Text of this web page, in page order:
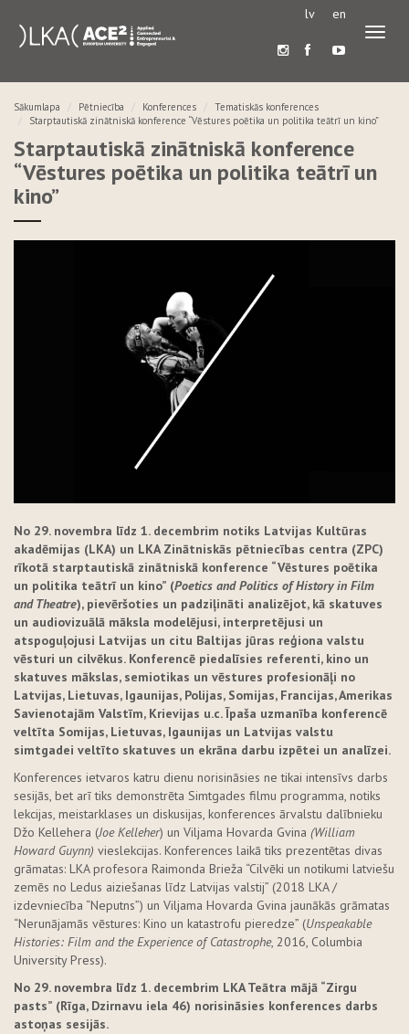
lv en
Sākumlapa Pētniecība Konferences
Tematiskās konferences
Starptautiskā zinātniskā konference “Vēstures poētika un politika teātrī un kino”
Starptautiskā zinātniskā konference
“Vēstures poētika un politika teātrī un
kino”
No 29. novembra līdz 1. decembrim notiks Latvijas Kultūras
akadēmijas (LKA) un LKA Zinātniskās pētniecības centra (ZPC)
rīkotā starptautiskā zinātniskā konference “Vēstures poētika
un politika teātrī un kino” (Poetics and Politics of History in Film
and Theatre), pievēršoties un padziļināti analizējot, kā skatuves
un audiovizuālā māksla modelējusi, interpretējusi un
atspoguļojusi Latvijas un citu Baltijas jūras reģiona valstu
vēsturi un cilvēkus. Konferencē piedalīsies referenti, kino un
skatuves mākslas, semiotikas un vēstures profesionāļi no
Latvijas, Lietuvas, Igaunijas, Polijas, Somijas, Francijas, Amerikas
Savienotajām Valstīm, Krievijas u.c. Īpaša uzmanība konferencē
veltīta Somijas, Lietuvas, Igaunijas un Latvijas valstu
simtgadei veltīto skatuves un ekrāna darbu izpētei un analīzei.
Konferences ietvaros katru dienu norisināsies ne tikai intensīvs darbs
sesijās, bet arī tiks demonstrēta Simtgades filmu programma, notiks
lekcijas, meistarklases un diskusijas, konferences ārvalstu dalībnieku
Džo Kellehera (Joe Kelleher) un Viljama Hovarda Gvina (William
Howard Guynn) vieslekcijas. Konferences laikā tiks prezentētas divas
grāmatas: LKA profesora Raimonda Brieža “Cilvēki un notikumi latviešu
zemēs no Ledus aiziešanas līdz Latvijas valstij” (2018 LKA /
izdevniecība “Neputns”) un Viljama Hovarda Gvina jaunākās grāmatas
“Nerunājamās vēstures: Kino un katastrofu pieredze” (Unspeakable
Histories: Film and the Experience of Catastrophe, 2016, Columbia
University Press).
No 29. novembra līdz 1. decembrim LKA Teātra mājā “Zirgu
pasts” (Rīga, Dzirnavu iela 46) norisināsies konferences darbs
astoņas sesijās.